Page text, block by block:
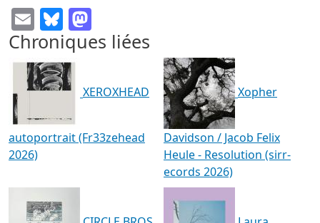
EmailBluesky
Chroniques liées
XEROXHEAD
autoportrait (Fr33zehead
2026)
Xopher
Davidson / Jacob Felix
Heule - Resolution (sirr-
ecords 2026)